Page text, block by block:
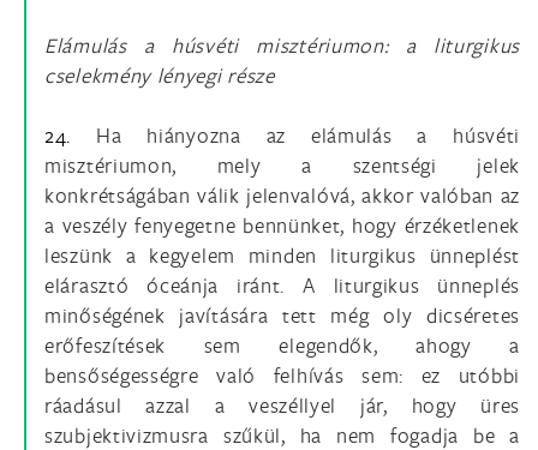
Elámulás a húsvéti misztériumon: a liturgikus
cselekmény lényegi része
24. Ha hiányozna az elámulás a húsvéti
misztériumon, mely a szentségi jelek
konkrétságában válik jelenvalóvá, akkor valóban az
a veszély fenyegetne bennünket, hogy érzéketlenek
leszünk a kegyelem minden liturgikus ünneplést
elárasztó óceánja iránt. A liturgikus ünneplés
minőségének javítására tett még oly dicséretes
erőfeszítések sem elegendők, ahogy a
bensőségességre való felhívás sem: ez utóbbi
ráadásul azzal a veszéllyel jár, hogy üres
szubjektivizmusra szűkül, ha nem fogadja be a